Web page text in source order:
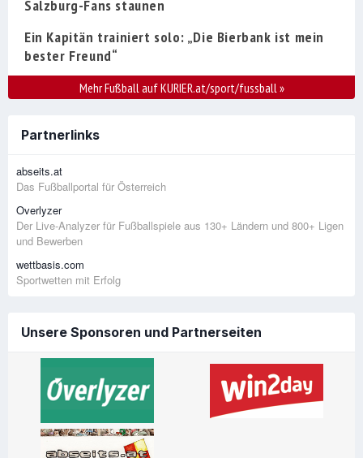
Salzburg-Fans staunen
Ein Kapitän trainiert solo: „Die Bierbank ist mein
bester Freund“
Mehr Fußball auf KURIER.at/sport/fussball»
Partnerlinks
abseits.at
Das Fußballportal für Österreich
Overlyzer
Der Live-Analyzer für Fußballspiele aus 130+ Ländern und 800+ Ligen
und Bewerben
wettbasis.com
Sportwetten mit Erfolg
Unsere Sponsoren und Partnerseiten